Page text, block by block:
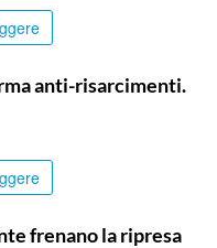
anti-risarcimenti.
frenano la ripresa